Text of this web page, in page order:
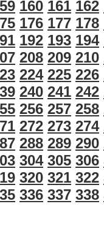
160 161 162
176 177 178
192 193 194
208 209 210
224 225 226
240 241 242
256 257 258
272 273 274
288 289 290
304 305 306
320 321 322
336 337 338